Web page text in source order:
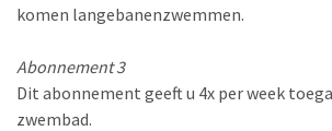
komen langebanenzwemmen.
Abonnement 3
Dit abonnement geeft u 4x per week
zwembad.